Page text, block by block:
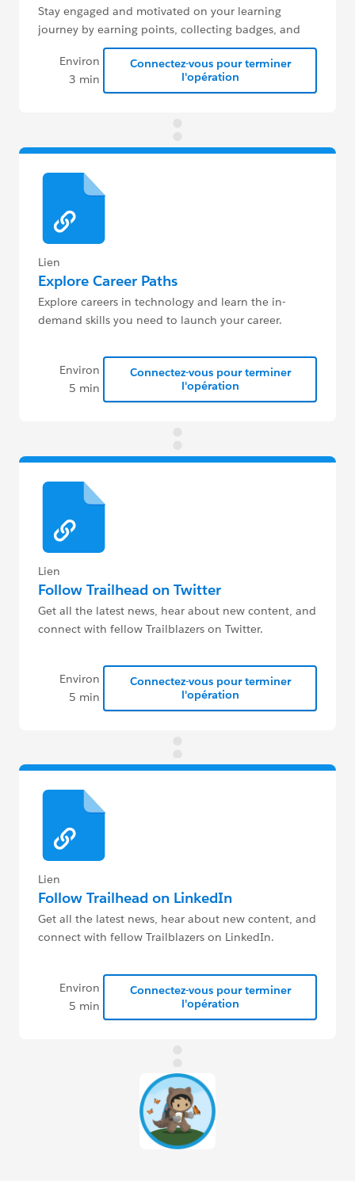
Stay engaged and motivated on your learning
journey by earning points, collecting badges, and
climbing the Trailblazer Ranks.
Environ
3 min
Connectez-vous pour terminer
l'opération
Lien
Explore Career Paths
Explore careers in technology and learn the in-
demand skills you need to launch your career.
Environ
5 min
Connectez-vous pour terminer
l'opération
Lien
Follow Trailhead on Twitter
Get all the latest news, hear about new content, and
connect with fellow Trailblazers on Twitter.
Environ
5 min
Connectez-vous pour terminer
l'opération
Lien
Follow Trailhead on LinkedIn
Get all the latest news, hear about new content, and
connect with fellow Trailblazers on LinkedIn.
Environ
5 min
Connectez-vous pour terminer
l'opération